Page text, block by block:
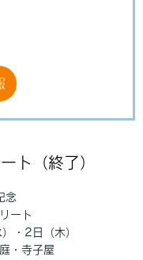
ト（終了）
念
ート
・2日（木）
・寺子屋